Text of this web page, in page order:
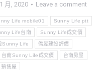
月, 2020 Leave a comment
Life mobile01 Sunny Life ptt
Life台南 Sunny Life成交價
Sunny Life 僑昱建設評價
台南Sunny Life成交價 台南房屋
預售屋